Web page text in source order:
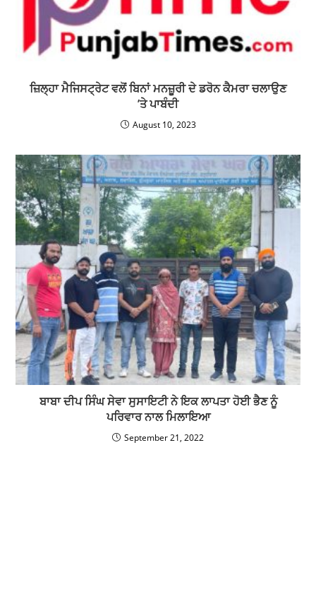
ਜ਼ਿਲ੍ਹਾ ਮੈਜਿਸਟ੍ਰੇਟ ਵਲੋਂ ਬਿਨਾਂ ਮਨਜ਼ੂਰੀ ਦੇ ਡਰੋਨ ਕੈਮਰਾ ਚਲਾਉਣ
’ਤੇ ਪਾਬੰਦੀ
August 10, 2023
ਬਾਬਾ ਦੀਪ ਸਿੰਘ ਸੇਵਾ ਸੁਸਾਇਟੀ ਨੇ ਇਕ ਲਾਪਤਾ ਹੋਈ ਭੈਣ ਨੂੰ
ਪਰਿਵਾਰ ਨਾਲ ਮਿਲਾਇਆ
September 21, 2022